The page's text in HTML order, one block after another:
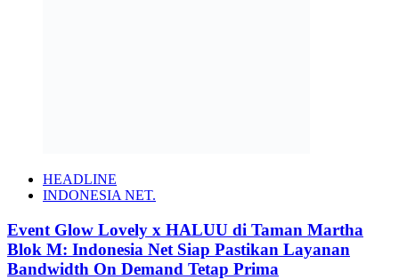
HEADLINE
INDONESIA NET.
Event Glow Lovely x HALUU di Taman Martha
Blok M: Indonesia Net Siap Pastikan Layanan
Bandwidth On Demand Tetap Prima